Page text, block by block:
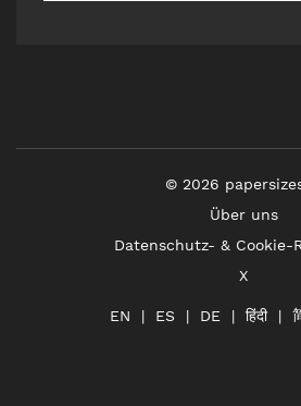
© 2026
Über uns
Datenschutz- & Cookie-
X
EN ES DE हिंदी